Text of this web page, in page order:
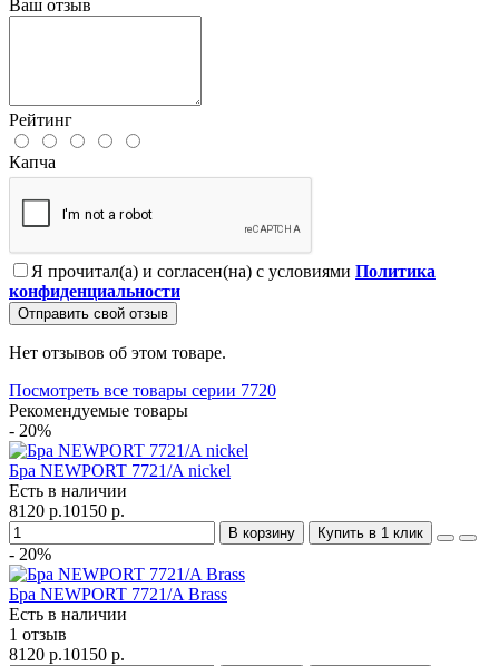
Ваш отзыв
Рейтинг
Капча
Я прочитал(а) и согласен(на) с условиями Политика
конфиденциальности
Отправить свой отзыв
Нет отзывов об этом товаре.
Посмотреть все товары серии 7720
Рекомендуемые товары
- 20%
Бра NEWPORT 7721/A nickel
Есть в наличии
8120 р.10150 р.
В корзину Купить в 1 клик
- 20%
Бра NEWPORT 7721/A Brass
Есть в наличии
1 отзыв
8120 р.10150 р.